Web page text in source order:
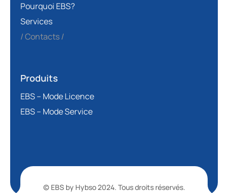
Pourquoi EBS?
Services
Contacts
Produits
EBS – Mode Licence
EBS – Mode Service
© EBS by Hybso 2024. Tous droits réservés.